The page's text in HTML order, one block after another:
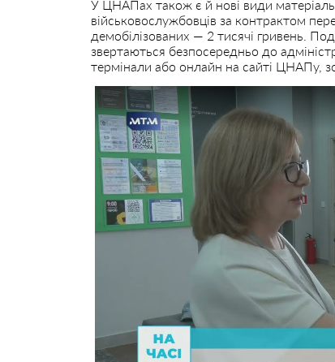
У ЦНАПах також є й нові види
військовослужбовців за контрактом
демобілізованих — 2 тисячі гривень.
звертаються безпосередньо до
термінали або онлайн на сайті ЦНАПу,